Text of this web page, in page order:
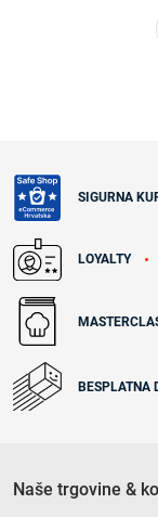
SIGURNA
LOYALTY
BESPLATNA
Naše trgovine &